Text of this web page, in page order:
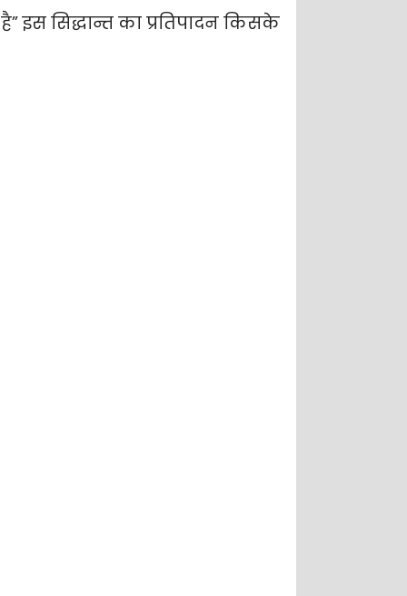
इस सिद्धान्त का प्रतिपादन किसके